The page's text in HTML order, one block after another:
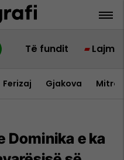
Të fundit Lajme
Ferizaj Gjakova
Dominika e ka